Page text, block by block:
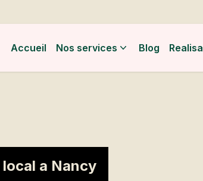
Accueil Nos services Blog
a Nancy